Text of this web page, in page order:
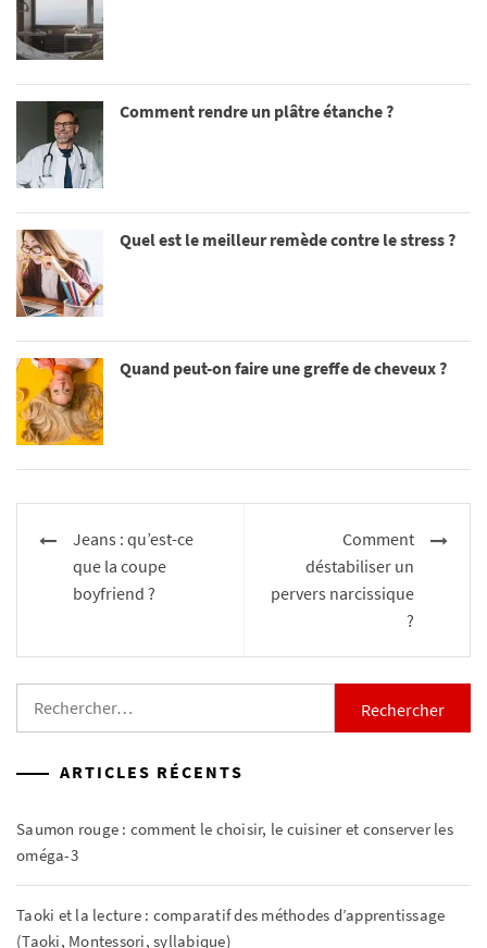
Comment rendre un plâtre étanche ?
Quel est le meilleur remède contre le stress ?
Quand peut-on faire une greffe de cheveux ?
Navigation
l’article
Jeans : qu’est-ce
que la coupe
boyfriend ?
Comment
déstabiliser un
pervers narcissique
?
ARTICLES RÉCENTS
Saumon rouge : comment le choisir, le cuisiner et conserver les
oméga-3
Taoki et la lecture : comparatif des méthodes d’apprentissage
(Taoki, Montessori, syllabique)